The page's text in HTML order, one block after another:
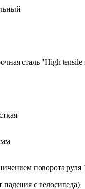
сталь "High tensile
поворота руля
падения с велосипеда)